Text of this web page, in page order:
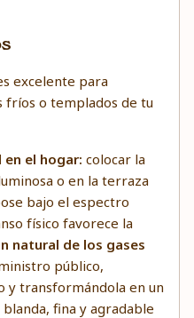
excelente para
o templados de tu
el hogar: colocar la
o en la terraza
bajo el espectro
físico favorece la
natural de los gases
público,
y transformándola en un
fina y agradable